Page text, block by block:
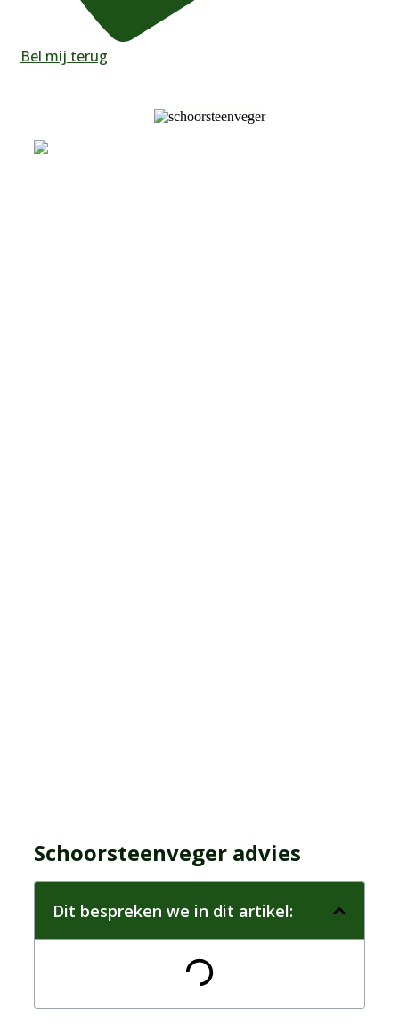
Bel mij terug
Schoorsteenveger advies
Dit bespreken we in dit artikel: